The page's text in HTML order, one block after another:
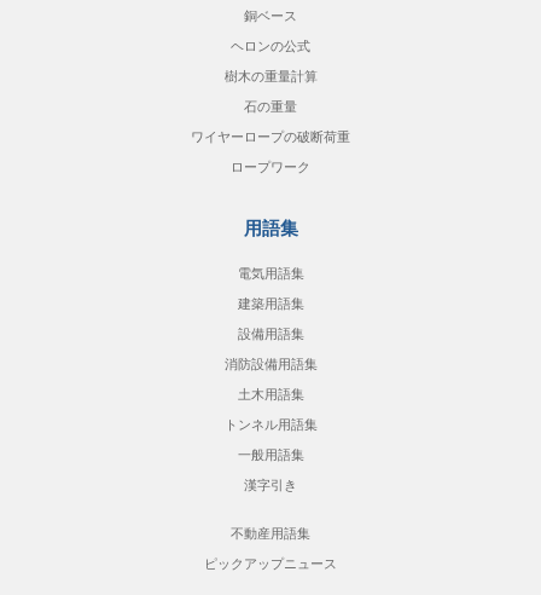
銅ベース
ヘロンの公式
樹木の重量計算
石の重量
ワイヤーロープの破断荷重
ロープワーク
用語集
電気用語集
建築用語集
設備用語集
消防設備用語集
土木用語集
トンネル用語集
一般用語集
漢字引き
不動産用語集
ピックアップニュース